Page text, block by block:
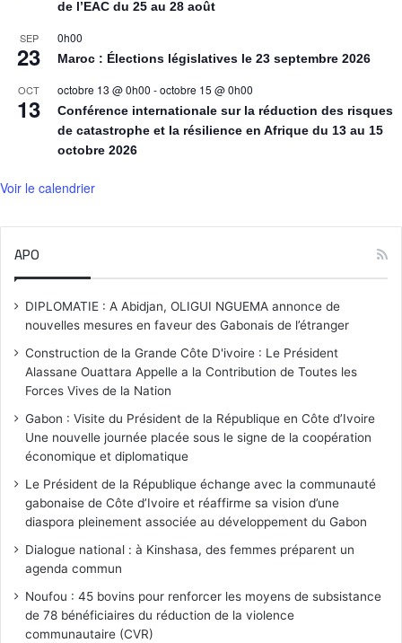
de l’EAC du 25 au 28 août
SEP
23
0h00
Maroc : Élections législatives le 23 septembre 2026
OCT
13
octobre 13 @ 0h00 -octobre 15 @ 0h00
Conférence internationale sur la réduction des risques
de catastrophe et la résilience en Afrique du 13 au 15
octobre 2026
Voir le calendrier
APO
DIPLOMATIE : A Abidjan, OLIGUI NGUEMA annonce de
nouvelles mesures en faveur des Gabonais de l’étranger
Construction de la Grande Côte D'ivoire : Le Président
Alassane Ouattara Appelle a la Contribution de Toutes les
Forces Vives de la Nation
Gabon : Visite du Président de la République en Côte d’Ivoire
Une nouvelle journée placée sous le signe de la coopération
économique et diplomatique
Le Président de la République échange avec la communauté
gabonaise de Côte d’Ivoire et réaffirme sa vision d’une
diaspora pleinement associée au développement du Gabon
Dialogue national : à Kinshasa, des femmes préparent un
agenda commun
Noufou : 45 bovins pour renforcer les moyens de subsistance
de 78 bénéficiaires du réduction de la violence
communautaire (CVR)